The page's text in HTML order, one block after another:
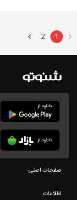
1
2
صفحات اصلی
اطلاعات